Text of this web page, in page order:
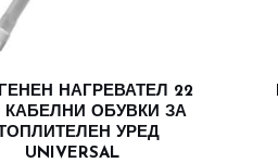
НАГРЕВАТЕЛ 22
ОБУВКИ ЗА
УРЕД
UNIVERSAL